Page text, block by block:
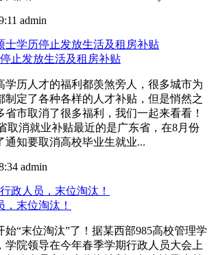
admin
止发放生活及租房补贴
学历人才的福利都羡煞旁人，很多城市为
制定了各种各样的人才补贴，但是悄然之
省市取消了很多福利，我们一起来看看！
取消就业补贴最近的是广东省，在8月份
通知要取消高校毕业生就业...
admin
，末位淘汰！
始“末位淘汰”了！据某西部985高校管理学
学院领导在今年春季学期行政人员大会上